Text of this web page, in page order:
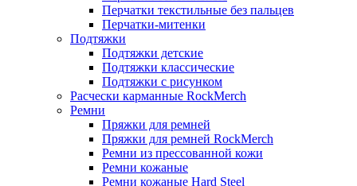
Перчатки текстильные без пальцев
Перчатки-митенки
Подтяжки
Подтяжки детские
Подтяжки классические
Подтяжки с рисунком
Расчески карманные RockMerch
Ремни
Пряжки для ремней
Пряжки для ремней RockMerch
Ремни из прессованной кожи
Ремни кожаные
Ремни кожаные Hard Steel